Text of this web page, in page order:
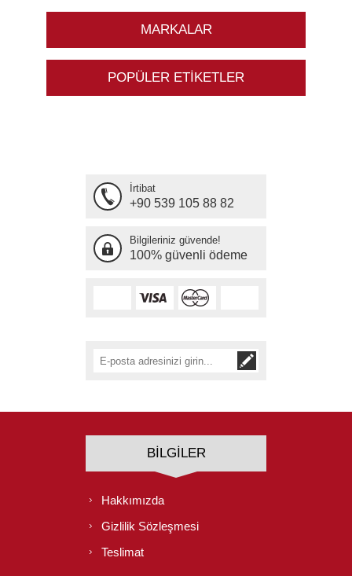
MARKALAR
POPÜLER ETIKETLER
İrtibat
+90 539 105 88 82
Bilgileriniz güvende!
100% güvenli ödeme
BILGILER
Hakkımızda
Gizlilik Sözleşmesi
Teslimat